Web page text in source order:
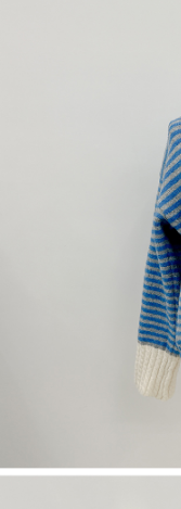
transaksi Gogo, selepas
mengesahkan
3. Jumlah kelulusan
adalah berdasarkan
4. Dalam masa 30 minit
untuk mengesahkan
akan dibatalkan secara
semakan khusus" yang
penilaian tidak
penilaian boleh diberikan.
【Penerangan Kaedah
1. Pembayaran ansuran
"Pembayaran Ansuran
pembayaran selepas
2. Melalui pautan SMS
membayar melalui "Kod
Mobile / Pemindahan
【Nota Penting】